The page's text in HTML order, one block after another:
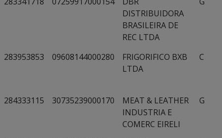
DISTRIBUIDORA
BRASILEIRA DE
REC LTDA
283953853 09608144000280
FRIGORIFICO BXB
LTDA
C
284333115 30735239000170
MEAT & LEATHER
INDUSTRIA E
COMERC EIRELI
G